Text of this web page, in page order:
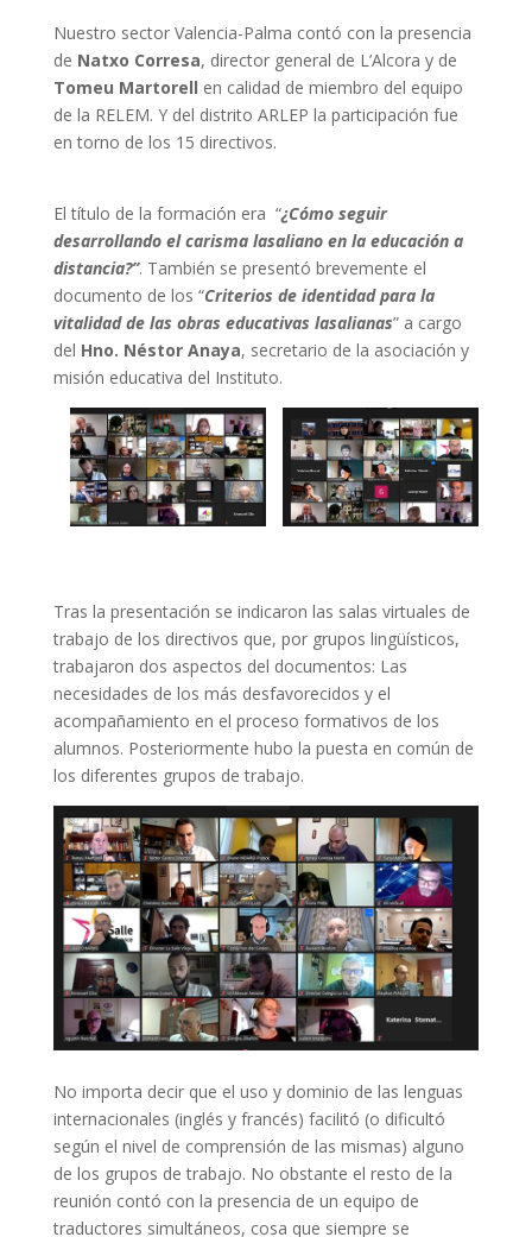
Nuestro sector Valencia-Palma contó con la presencia
de Natxo Corresa, director general de L’Alcora y de
Tomeu Martorell en calidad de miembro del equipo
de la RELEM. Y del distrito ARLEP la participación fue
en torno de los 15 directivos.
El título de la formación era “¿Cómo seguir
desarrollando el carisma lasaliano en la educación a
distancia?”. También se presentó brevemente el
documento de los “Criterios de identidad para la
vitalidad de las obras educativas lasalianas” a cargo
del Hno. Néstor Anaya, secretario de la asociación y
misión educativa del Instituto.
Tras la presentación se indicaron las salas virtuales de
trabajo de los directivos que, por grupos lingüísticos,
trabajaron dos aspectos del documentos: Las
necesidades de los más desfavorecidos y el
acompañamiento en el proceso formativos de los
alumnos. Posteriormente hubo la puesta en común de
los diferentes grupos de trabajo.
No importa decir que el uso y dominio de las lenguas
internacionales (inglés y francés) facilitó (o dificultó
según el nivel de comprensión de las mismas) alguno
de los grupos de trabajo. No obstante el resto de la
reunión contó con la presencia de un equipo de
traductores simultáneos, cosa que siempre se